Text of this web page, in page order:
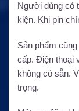
Người dùng có
kiện. Khi pin
Sản phẩm
cấp. Điện thoại
không có sẵn.
trọng.